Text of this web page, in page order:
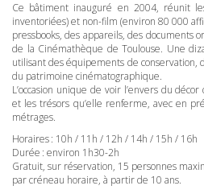
Ce bâtiment inauguré en 2004, réunit
inventoriées) et non-film (environ 80 000
pressbooks, des appareils, des documents
de la Cinémathèque de Toulouse. Une
utilisant des équipements de
du patrimoine cinématographique.
L’occasion unique de voir l’envers du
et les trésors qu’elle renferme, avec en
métrages.
Horaires : 10h / 11h / 12h / 14h / 15h / 16h
Durée : environ 1h30-2h
Gratuit, sur réservation, 15 personnes
par créneau horaire, à partir de 10 ans.